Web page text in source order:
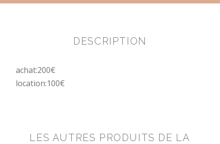
DESCRIPTION
achat:200€
location:100€
LES AUTRES PRODUITS DE LA